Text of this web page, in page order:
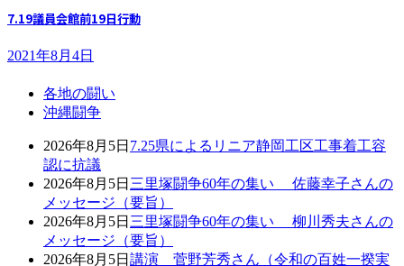
7.19議員会館前19日行動
2021年8月4日
各地の闘い
沖縄闘争
2026年8月5日 7.25県によるリニア静岡工区工事着工容
認に抗議
2026年8月5日 三里塚闘争60年の集い 佐藤幸子さんの
メッセージ（要旨）
2026年8月5日 三里塚闘争60年の集い 柳川秀夫さんの
メッセージ（要旨）
2026年8月5日 講演 菅野芳秀さん（令和の百姓一揆実